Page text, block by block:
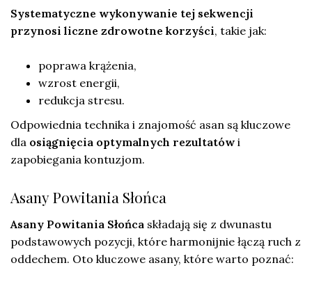
Systematyczne wykonywanie tej sekwencji
przynosi liczne zdrowotne korzyści, takie jak:
poprawa krążenia,
wzrost energii,
redukcja stresu.
Odpowiednia technika i znajomość asan są kluczowe
dla osiągnięcia optymalnych rezultatów i
zapobiegania kontuzjom.
Asany Powitania Słońca
Asany Powitania Słońca składają się z dwunastu
podstawowych pozycji, które harmonijnie łączą ruch z
oddechem. Oto kluczowe asany, które warto poznać: